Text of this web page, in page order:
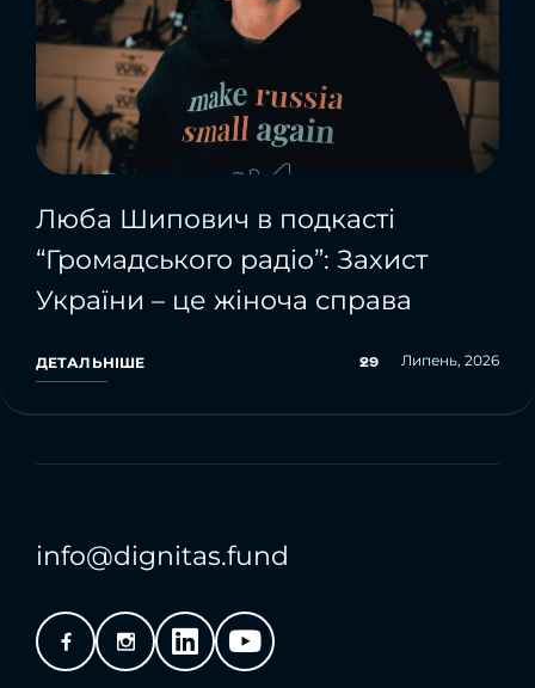
Люба Шипович в подкасті
“Громадського радіо”: Захист
України – це жіноча справа
ДЕТАЛЬНІШЕ 29 Липень, 2026
info@dignitas.fund